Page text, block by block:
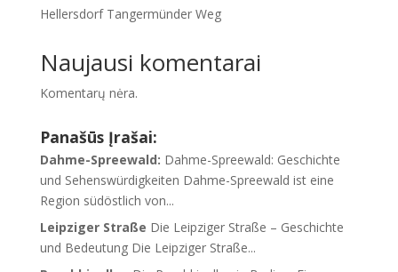
Hellersdorf Tangermünder Weg
Naujausi komentarai
Komentarų nėra.
Panašūs Įrašai:
Dahme-Spreewald: Dahme-Spreewald: Geschichte
und Sehenswürdigkeiten Dahme-Spreewald ist eine
Region südöstlich von...
Leipziger Straße Die Leipziger Straße – Geschichte
und Bedeutung Die Leipziger Straße...